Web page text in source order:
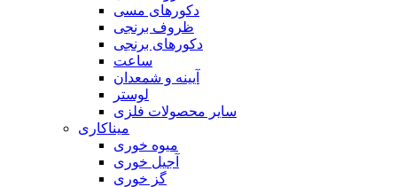
دکورهای مسی
ظروف برنجی
دکورهای برنجی
ساعت
آیینه و شمعدان
لوستر
سایر محصولات فلزی
میناکاری
میوه خوری
آجیل خوری
گز خوری